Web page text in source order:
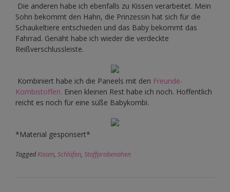
Die anderen habe ich ebenfalls zu Kissen verarbeitet. Mein
Sohn bekommt den Hahn, die Prinzessin hat sich für die
Schaukeltiere entschieden und das Baby bekommt das
Fahrrad. Genäht habe ich wieder die verdeckte
Reißverschlussleiste.
Kombiniert habe ich die Paneels mit den Freunde-
Kombistoffen. Einen kleinen Rest habe ich noch. Hoffentlich
reicht es noch für eine süße Babykombi.
*Material gesponsert*
TaggedKissen, Schlafen, Stoffprobenähen